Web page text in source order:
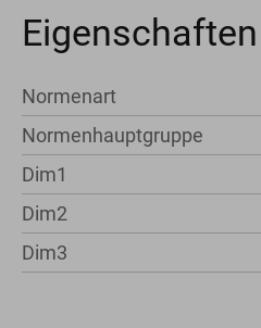
Eigenschaften
Normenart
Normenhauptgruppe
Dim1
Dim2
Dim3